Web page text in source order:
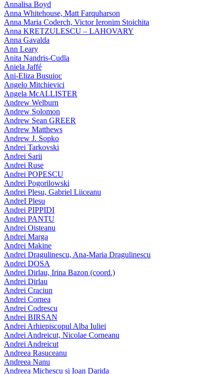
Annalisa Boyd
Anna Whitehouse, Matt Farquharson
Anna Maria Coderch, Victor Ieronim Stoichita
Anna KRETZULESCU – LAHOVARY
Anna Gavalda
Ann Leary
Anita Nandris-Cudla
Aniela Jaffé
Ani-Eliza Busuioc
Angelo Mitchievici
Angela McALLISTER
Andrew Welburn
Andrew Solomon
Andrew Sean GREER
Andrew Matthews
Andrew J. Sopko
Andrei Tarkovski
Andrei Sarii
Andrei Ruse
Andrei POPESCU
Andrei Pogorilowski
Andrei Plesu, Gabriel Liiceanu
AndreI Plesu
Andrei PIPPIDI
Andrei PANTU
Andrei Oisteanu
Andrei Marga
Andrei Makine
Andrei Dragulinescu, Ana-Maria Dragulinescu
Andrei DOSA
Andrei Dirlau, Irina Bazon (coord.)
Andrei Dirlau
Andrei Craciun
Andrei Cornea
Andrei Codrescu
Andrei BIRSAN
Andrei Arhiepiscopul Alba Iuliei
Andrei Andreicut, Nicolae Corneanu
Andrei Andreicut
Andreea Rasuceanu
Andreea Nanu
Andreea Michescu si Ioan Darida